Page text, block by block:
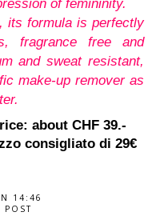
of femininity.
its formula is perfectly
fragrance free and
and sweat resistant,
make-up remover as
about CHF 39.-
consigliato di 29€
14:46
POST